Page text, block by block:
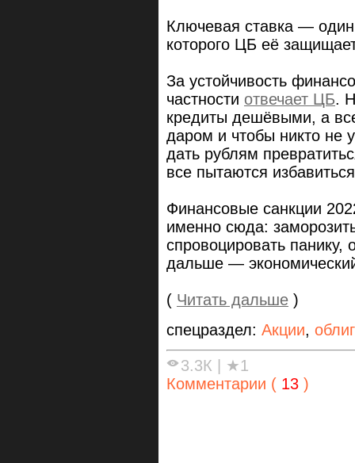
Ключевая ставка —
которого ЦБ её
За устойчивость
частности отвечает ЦБ.
кредиты дешёвыми, а
даром и чтобы никто
дать рублям
все пытаются
Финансовые санкции
именно сюда:
спровоцировать панику,
дальше —
( Читать дальше )
спецраздел: Акции,
3.3К
★1
Комментарии ( 13 )